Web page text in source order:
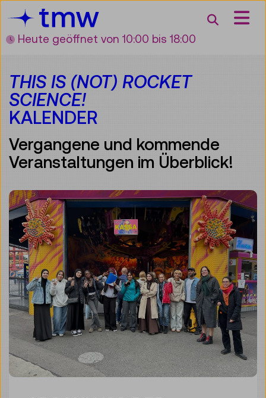
Zum Inhalt
Zum Hauptmenü
Zur Suche
Zur Zielgruppennavigation
Suche
Heute geöffnet von 10:00 bis 18:00
THIS IS (NOT) ROCKET
SCIENCE!
KALENDER
Vergangene und kommende
Veranstaltungen im Überblick!